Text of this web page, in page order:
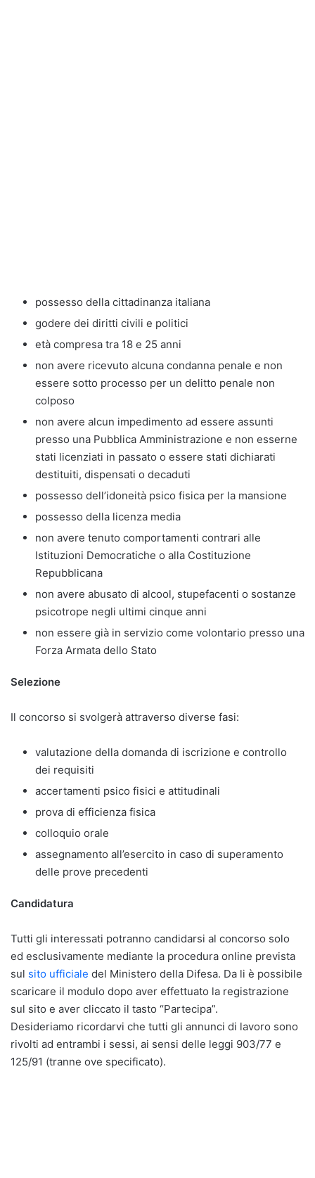
possesso della cittadinanza italiana
godere dei diritti civili e politici
età compresa tra 18 e 25 anni
non avere ricevuto alcuna condanna penale e non
essere sotto processo per un delitto penale non
colposo
non avere alcun impedimento ad essere assunti
presso una Pubblica Amministrazione e non esserne
stati licenziati in passato o essere stati dichiarati
destituiti, dispensati o decaduti
possesso dell’idoneità psico fisica per la mansione
possesso della licenza media
non avere tenuto comportamenti contrari alle
Istituzioni Democratiche o alla Costituzione
Repubblicana
non avere abusato di alcool, stupefacenti o sostanze
psicotrope negli ultimi cinque anni
non essere già in servizio come volontario presso una
Forza Armata dello Stato
Selezione
Il concorso si svolgerà attraverso diverse fasi:
valutazione della domanda di iscrizione e controllo
dei requisiti
accertamenti psico fisici e attitudinali
prova di efficienza fisica
colloquio orale
assegnamento all’esercito in caso di superamento
delle prove precedenti
Candidatura
Tutti gli interessati potranno candidarsi al concorso solo
ed esclusivamente mediante la procedura online prevista
sul sito ufficiale del Ministero della Difesa. Da li è possibile
scaricare il modulo dopo aver effettuato la registrazione
sul sito e aver cliccato il tasto “Partecipa”.
Desideriamo ricordarvi che tutti gli annunci di lavoro sono
rivolti ad entrambi i sessi, ai sensi delle leggi 903/77 e
125/91 (tranne ove specificato).